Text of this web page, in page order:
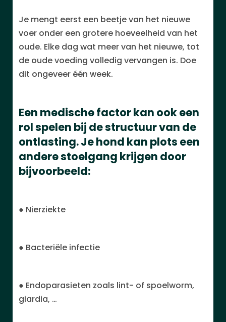
Je mengt eerst een beetje van het nieuwe
voer onder een grotere hoeveelheid van het
oude. Elke dag wat meer van het nieuwe, tot
de oude voeding volledig vervangen is. Doe
dit ongeveer één week.
Een medische factor kan ook een
rol spelen bij de structuur van de
ontlasting. Je hond kan plots een
andere stoelgang krijgen door
bijvoorbeeld:
● Nierziekte
● Bacteriële infectie
● Endoparasieten zoals lint- of spoelworm,
giardia, …